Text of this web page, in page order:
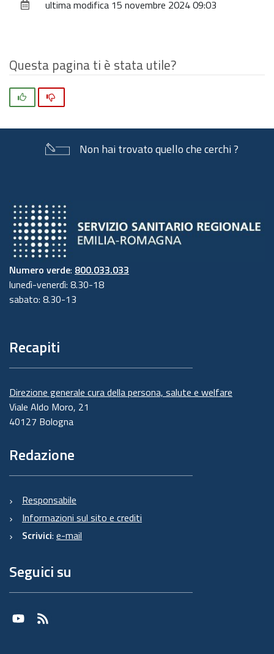
dimensioni
documentoultima modifica 15 novembre 2024 09:03
Questa pagina ti è stata utile?
Non hai trovato quello che cerchi ?
Numero verde: 800.033.033
lunedì-venerdì: 8.30-18
sabato: 8.30-13
Recapiti
Direzione generale cura della persona, salute e welfare
Viale Aldo Moro, 21
40127 Bologna
Redazione
Responsabile
Informazioni sul sito e crediti
Scrivici: e-mail
Seguici su
Youtube
RSS